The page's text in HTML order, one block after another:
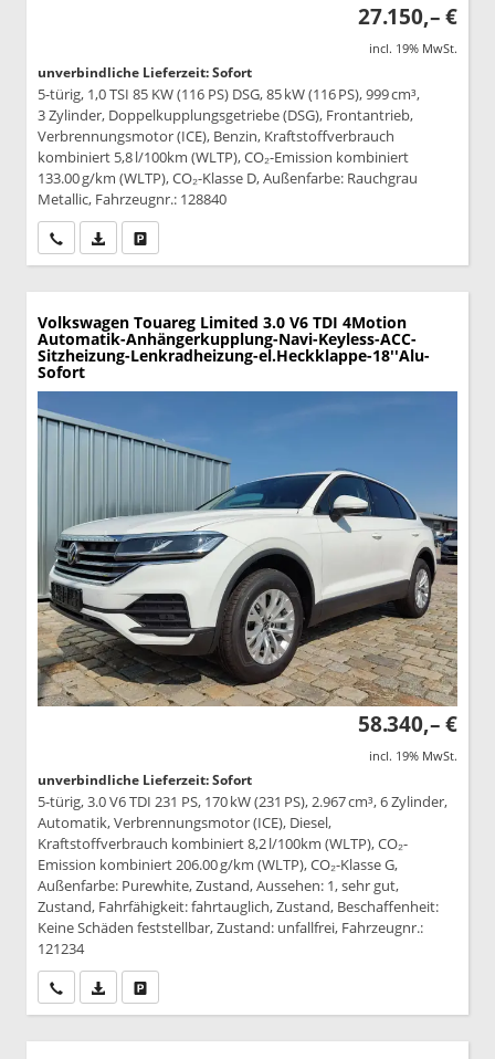
27.150,– €
incl. 19% MwSt.
unverbindliche Lieferzeit: Sofort
5-türig, 1,0 TSI 85 KW (116 PS) DSG, 85 kW (116 PS), 999 cm³,
3 Zylinder, Doppelkupplungsgetriebe (DSG), Frontantrieb,
Verbrennungsmotor (ICE), Benzin, Kraftstoffverbrauch
kombiniert 5,8 l/100km (WLTP), CO₂-Emission kombiniert
133.00 g/km (WLTP), CO₂-Klasse D, Außenfarbe: Rauchgrau
Metallic, Fahrzeugnr.: 128840
Wir rufen Sie anPDF-Datei, Fahrzeugexposé drucken
Volkswagen Touareg Limited 3.0 V6 TDI 4Motion
Automatik-Anhängerkupplung-Navi-Keyless-ACC-
Sitzheizung-Lenkradheizung-el.Heckklappe-18''Alu-
Sofort
58.340,– €
incl. 19% MwSt.
unverbindliche Lieferzeit: Sofort
5-türig, 3.0 V6 TDI 231 PS, 170 kW (231 PS), 2.967 cm³, 6 Zylinder,
Automatik, Verbrennungsmotor (ICE), Diesel,
Kraftstoffverbrauch kombiniert 8,2 l/100km (WLTP), CO₂-
Emission kombiniert 206.00 g/km (WLTP), CO₂-Klasse G,
Außenfarbe: Purewhite, Zustand, Aussehen: 1, sehr gut,
Zustand, Fahrfähigkeit: fahrtauglich, Zustand, Beschaffenheit:
Keine Schäden feststellbar, Zustand: unfallfrei, Fahrzeugnr.:
121234
Wir rufen Sie anPDF-Datei, Fahrzeugexposé drucken